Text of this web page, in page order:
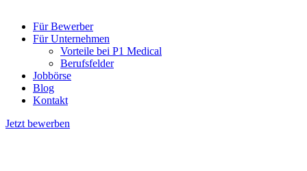
Für Bewerber
Für Unternehmen
Vorteile bei P1 Medical
Berufsfelder
Jobbörse
Blog
Kontakt
Jetzt bewerben